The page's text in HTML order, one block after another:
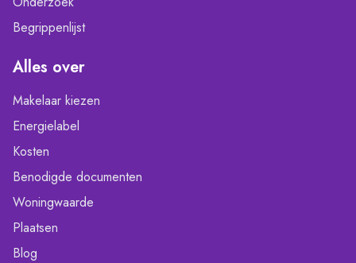
Begrippenlijst
Alles over
Makelaar kiezen
Energielabel
Kosten
Benodigde documenten
Woningwaarde
Plaatsen
Blog